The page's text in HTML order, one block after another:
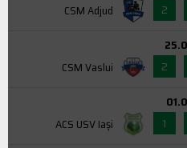
CSM Adjud
2
CSM Vaslui
2
ACS USV Iaşi
1